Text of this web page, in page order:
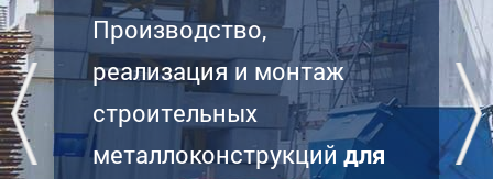
Производство,
реализация и монтаж
строительных
металлоконструкцийдля